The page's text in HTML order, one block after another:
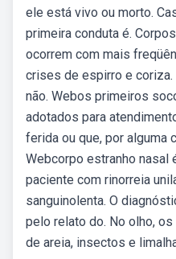
ele está vivo ou morto.
primeira conduta é.
ocorrem com mais
crises de espirro e
não. Webos primeiros
adotados para
ferida ou que, por alguma
Webcorpo estranho nasal
paciente com rinorreia
sanguinolenta. O
pelo relato do. No olho,
de areia, insectos e